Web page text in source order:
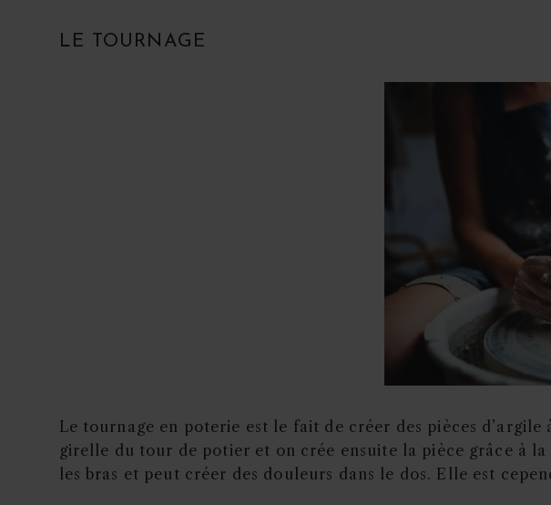
LE TOURNAGE
Le tournage en poterie est le fait de créer des pièces
girelle du tour de potier et on crée ensuite la pièce grâce à
les bras et peut créer des douleurs dans le dos. Elle est